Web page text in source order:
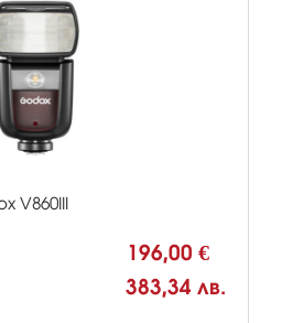
V860III
196,00 €
383,34 лв.